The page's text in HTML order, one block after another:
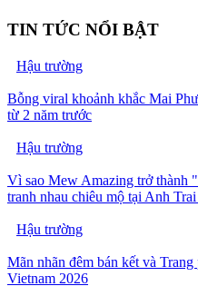
TIN TỨC NỔI BẬT
Hậu trường
Bỗng viral khoảnh khắc Mai
từ 2 năm trước
Hậu trường
Vì sao Mew Amazing trở thành
tranh nhau chiêu mộ tại Anh
Hậu trường
Mãn nhãn đêm bán kết và
Vietnam 2026